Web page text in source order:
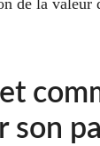
son